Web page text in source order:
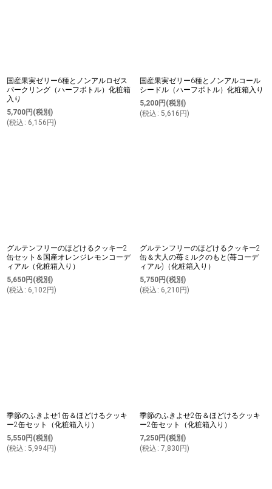
国産果実ゼリー6種とノンアルロゼス
パークリング（ハーフボトル）化粧箱
入り
5,700円 (税別)
(税込 : 6,156 円)
国産果実ゼリー6種とノンアルコール
シードル（ハーフボトル）化粧箱入り
5,200円 (税別)
(税込 : 5,616 円)
グルテンフリーのほどけるクッキー2
缶セット＆国産オレンジレモンコーデ
ィアル（化粧箱入り）
5,650円 (税別)
(税込 : 6,102円)
グルテンフリーのほどけるクッキー2
缶＆大人の苺ミルクのもと(苺コーデ
ィアル)（化粧箱入り）
5,750円 (税別)
(税込 : 6,210 円)
季節のふきよせ1缶＆ほどけるクッキ
ー2缶セット（化粧箱入り）
5,550円 (税別)
(税込 : 5,994円)
季節のふきよせ2缶＆ほどけるクッキ
ー2缶セット（化粧箱入り）
7,250円 (税別)
(税込 : 7,830 円)